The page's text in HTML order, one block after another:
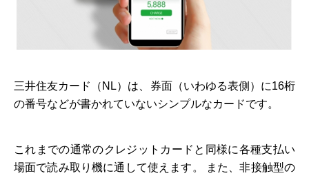
三井住友カード（NL）は、券面（いわゆる表側）に16桁
の番号などが書かれていないシンプルなカードです。
これまでの通常のクレジットカードと同様に各種支払い
場面で読み取り機に通して使えます。 また、非接触型の